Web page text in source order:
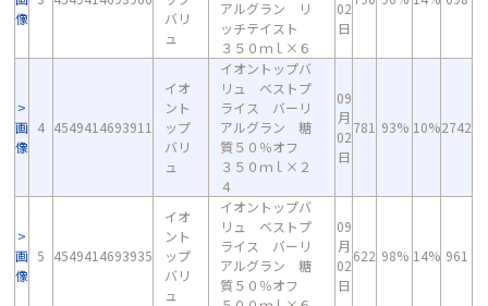
像
バリ
ュ
アルグラン リ
ッチテイスト
３５０ｍｌ×６
02
日
画
像
4 4549414693911
イオ
ント
ップ
バリ
ュ
イオントップバ
リュ ベストプ
ライス バーリ
アルグラン 糖
質５０％オフ
３５０ｍｌ×２
４
09
月
02
日
781 93% 10%2742
画
像
5 4549414693935
イオ
ント
ップ
バリ
ュ
イオントップバ
リュ ベストプ
ライス バーリ
アルグラン 糖
質５０％オフ
09
月
02
日
622 98% 14% 961